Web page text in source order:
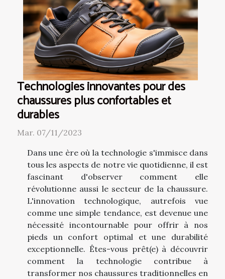
Technologies innovantes pour des
chaussures plus confortables et
durables
Mar. 07/11/2023
Dans une ère où la technologie s'immisce dans
tous les aspects de notre vie quotidienne, il est
fascinant d'observer comment elle
révolutionne aussi le secteur de la chaussure.
L'innovation technologique, autrefois vue
comme une simple tendance, est devenue une
nécessité incontournable pour offrir à nos
pieds un confort optimal et une durabilité
exceptionnelle. Êtes-vous prêt(e) à découvrir
comment la technologie contribue à
transformer nos chaussures traditionnelles en